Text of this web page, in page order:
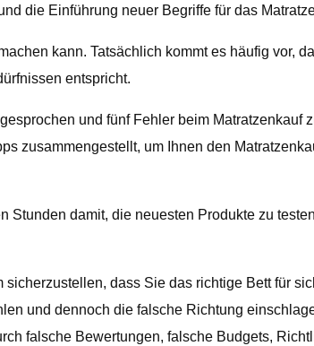
die Einführung neuer Begriffe für das
kann. Tatsächlich kommt es häufig vor,
entspricht.
und fünf Fehler beim Matratzenkauf
zusammengestellt, um Ihnen den
damit, die neuesten Produkte zu
dass Sie das richtige Bett für
und dennoch die falsche Richtung
falsche Bewertungen, falsche Budgets,